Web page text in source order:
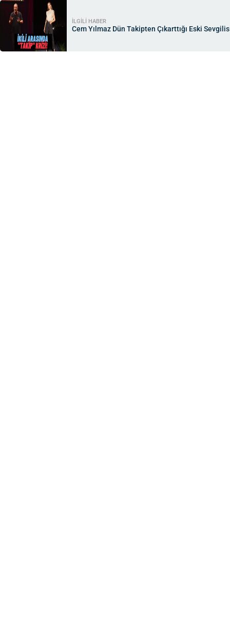
İLGİLİ HABER
Cem Yılmaz Dün Takipten Çıkarttığı Eski